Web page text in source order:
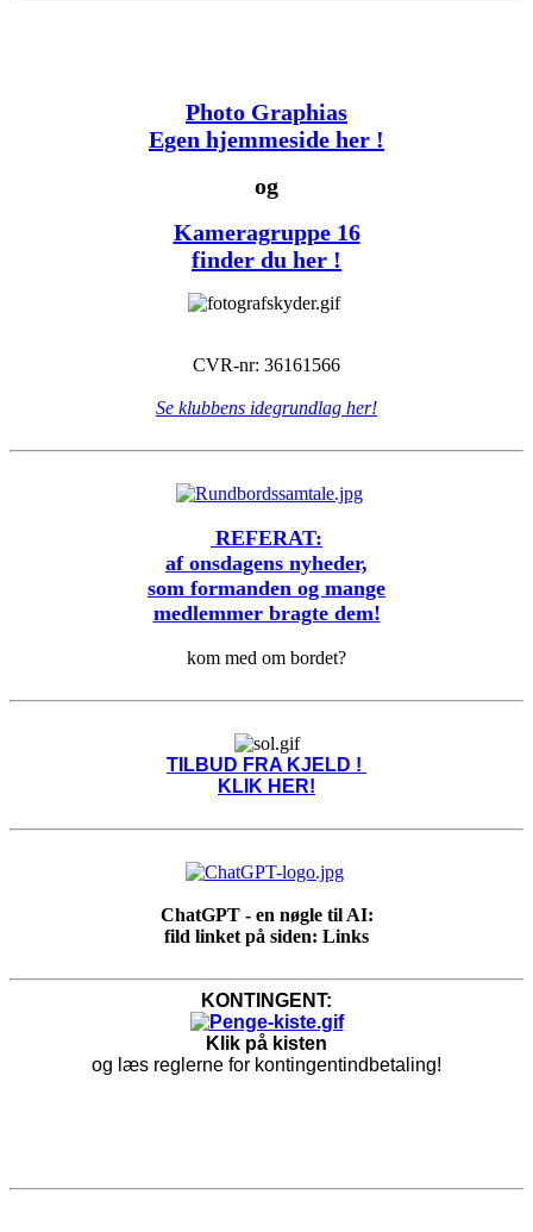
Photo Graphias
Egen hjemmeside her !
og
Kameragruppe 16
finder du her !
CVR-nr: 36161566
Se klubbens idegrundlag her!
REFERAT:
af onsdagens nyheder,
som formanden og mange
medlemmer bragte dem!
kom med om bordet?
TILBUD FRA KJELD !
KLIK HER!
ChatGPT - en nøgle til AI:
fild linket på siden: Links
KONTINGENT:
Klik på kisten
og læs reglerne for kontingentindbetaling!